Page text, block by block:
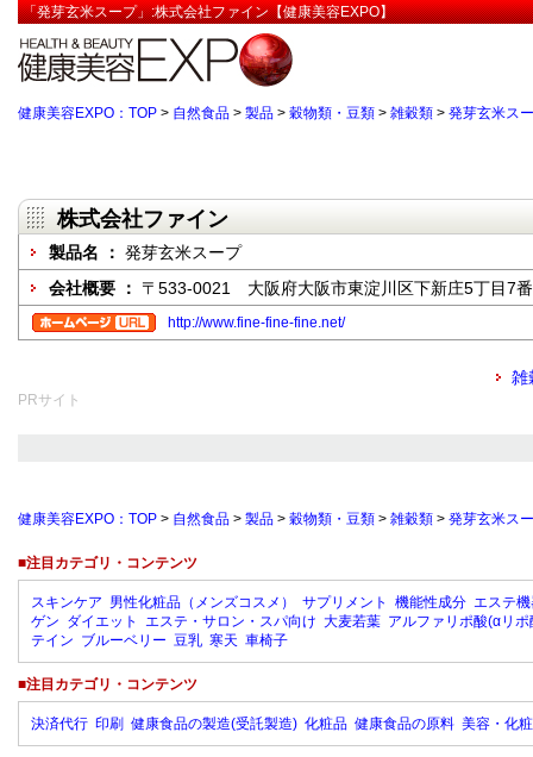
「発芽玄米スープ」:株式会社ファイン【健康美容EXPO】
健康美容EXPO：TOP > 自然食品 > 製品 > 穀物類・豆類 > 雑穀類 > 発芽玄米ス
株式会社ファイン
製品名 ： 発芽玄米スープ
会社概要 ： 〒533-0021 大阪府大阪市東淀川区下新庄5丁目7
http://www.fine-fine-fine.net/
雑
PRサイト
健康美容EXPO：TOP > 自然食品 > 製品 > 穀物類・豆類 > 雑穀類 > 発芽玄米ス
■注目カテゴリ・コンテンツ
スキンケア 男性化粧品（メンズコスメ） サプリメント 機能性成分 エステ
ゲン ダイエット エステ・サロン・スパ向け 大麦若葉 アルファリポ酸(αリポ
テイン ブルーベリー 豆乳 寒天 車椅子
■注目カテゴリ・コンテンツ
決済代行 印刷 健康食品の製造(受託製造) 化粧品 健康食品の原料 美容・化